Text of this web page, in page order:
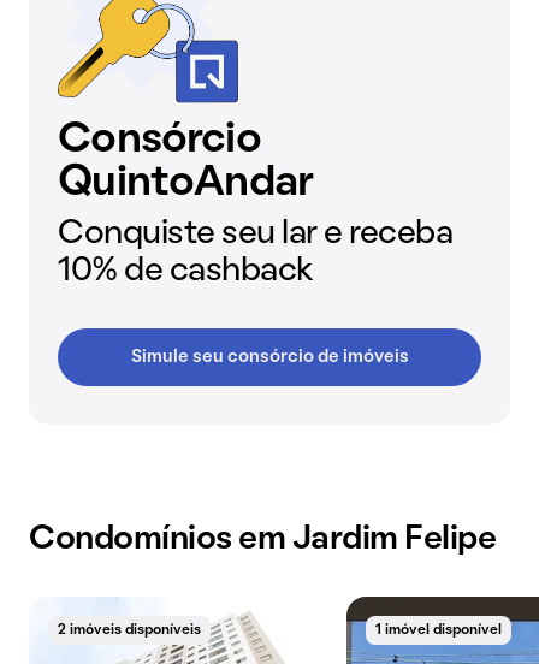
Consórcio
QuintoAndar
Conquiste seu lar e receba
10% de cashback
Simule seu consórcio de imóveis
Condomínios em Jardim Felipe
2 imóveis disponíveis 1 imóvel disponível